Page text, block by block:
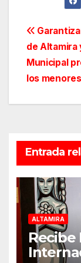
de
de Altamira
Municipal
los menores
Entrada
ALTAMIRA
Recibe